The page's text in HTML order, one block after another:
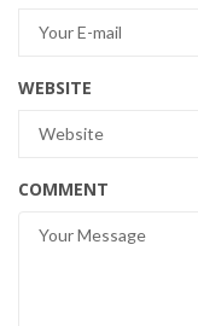
WEBSITE
COMMENT